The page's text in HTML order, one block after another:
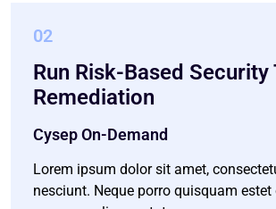
02
Run Risk-Based Security
Remediation
Cysep On-Demand
Lorem ipsum dolor sit amet,
nesciunt. Neque porro quisquam estet